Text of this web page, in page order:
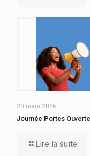
20 mars 2026
Journée Portes
Lire la suite